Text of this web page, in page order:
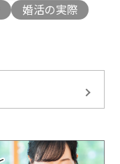
婚活の実際